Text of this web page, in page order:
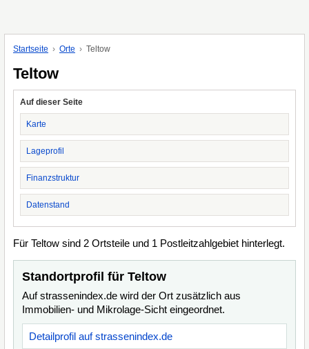
Startseite Orte Teltow
Teltow
Auf dieser Seite
Karte
Lageprofil
Finanzstruktur
Datenstand
Für Teltow sind 2 Ortsteile und 1 Postleitzahlgebiet hinterlegt.
Standortprofil für Teltow
Auf strassenindex.de wird der Ort zusätzlich aus
Immobilien- und Mikrolage-Sicht eingeordnet.
Detailprofil auf strassenindex.de